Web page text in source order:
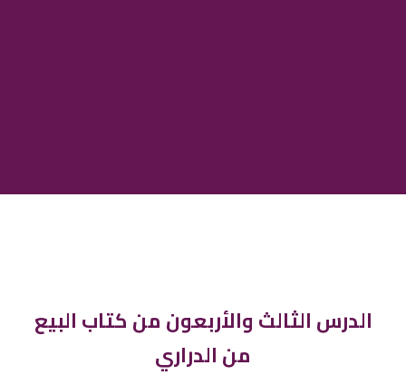
الدرس الثالث والأربعون من كتاب البيع
من الدراري